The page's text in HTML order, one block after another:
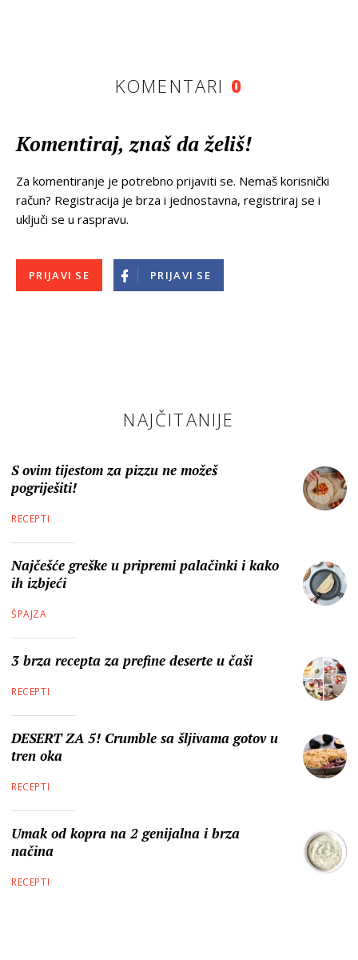
KOMENTARI 0
Komentiraj, znaš da želiš!
Za komentiranje je potrebno prijaviti se. Nemaš korisnički
račun? Registracija je brza i jednostavna, registriraj se i
uključi se u raspravu.
PRIJAVI SE PRIJAVI SE
NAJČITANIJE
S ovim tijestom za pizzu ne možeš
pogriješiti!
RECEPTI
Najčešće greške u pripremi palačinki i kako
ih izbjeći
ŠPAJZA
3 brza recepta za prefine deserte u čaši
RECEPTI
DESERT ZA 5! Crumble sa šljivama gotov u
tren oka
RECEPTI
Umak od kopra na 2 genijalna i brza
načina
RECEPTI